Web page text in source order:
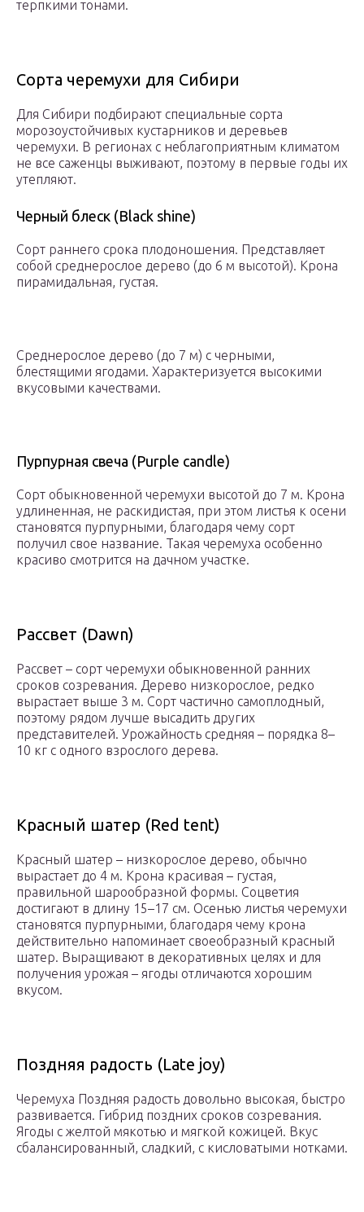
терпкими тонами.
Сорта черемухи для Сибири
Для Сибири подбирают специальные сорта
морозоустойчивых кустарников и деревьев
черемухи. В регионах с неблагоприятным климатом
не все саженцы выживают, поэтому в первые годы их
утепляют.
Черный блеск (Black shine)
Сорт раннего срока плодоношения. Представляет
собой среднерослое дерево (до 6 м высотой). Крона
пирамидальная, густая.
Среднерослое дерево (до 7 м) с черными,
блестящими ягодами. Характеризуется высокими
вкусовыми качествами.
Пурпурная свеча (Purple candle)
Сорт обыкновенной черемухи высотой до 7 м. Крона
удлиненная, не раскидистая, при этом листья к осени
становятся пурпурными, благодаря чему сорт
получил свое название. Такая черемуха особенно
красиво смотрится на дачном участке.
Рассвет (Dawn)
Рассвет – сорт черемухи обыкновенной ранних
сроков созревания. Дерево низкорослое, редко
вырастает выше 3 м. Сорт частично самоплодный,
поэтому рядом лучше высадить других
представителей. Урожайность средняя – порядка 8–
10 кг с одного взрослого дерева.
Красный шатер (Red tent)
Красный шатер – низкорослое дерево, обычно
вырастает до 4 м. Крона красивая – густая,
правильной шарообразной формы. Соцветия
достигают в длину 15–17 см. Осенью листья черемухи
становятся пурпурными, благодаря чему крона
действительно напоминает своеобразный красный
шатер. Выращивают в декоративных целях и для
получения урожая – ягоды отличаются хорошим
вкусом.
Поздняя радость (Late joy)
Черемуха Поздняя радость довольно высокая, быстро
развивается. Гибрид поздних сроков созревания.
Ягоды с желтой мякотью и мягкой кожицей. Вкус
сбалансированный, сладкий, с кисловатыми нотками.